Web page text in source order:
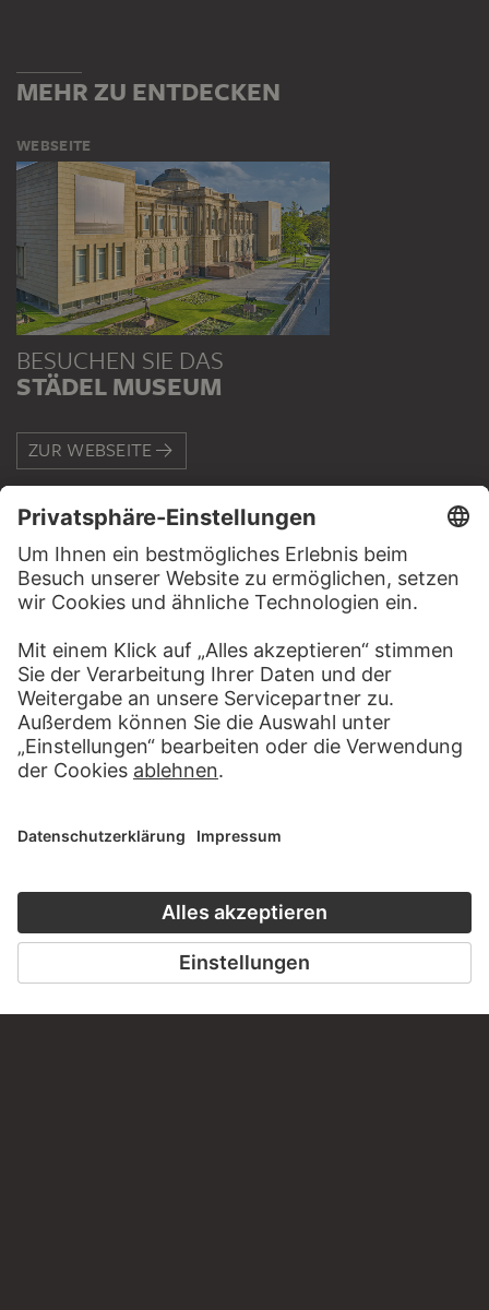
MEHR ZU ENTDECKEN
WEBSEITE
BESUCHEN SIE DAS
STÄDEL MUSEUM
ZUR WEBSEITE
KONTAKT
Haben Sie Anregungen, Fragen oder Informationen zu
diesem Werk?
SCHREIBEN SIE UNS
staedelmuseum.de/go/ds/13045z
LETZTE AKTUALISIERUNG
14.07.2026